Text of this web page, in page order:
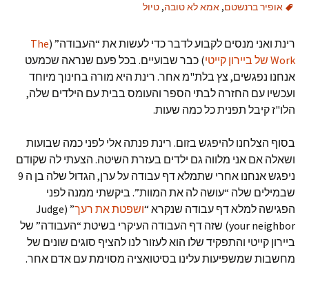
אופיר ברנשטם, אמא לא טובה, טיול
רינת ואני מנסים לקבוע לדבר כדי לעשות את “העבודה” (The
Work של ביירון קייטי
) כבר שבועיים. בכל פעם שנראה שכמעט
אנחנו נפגשים, צץ בלת"מ אחר. רינת היא מורה בחינוך מיוחד
ועכשיו עם החזרה לבתי הספר והעומס בבית עם הילדים שלה,
הלו"ז קיבל תפנית כל כמה שעות.
בסוף הצלחנו להיפגש בזום. רינת פנתה אלי לפני כמה שבועות
ושאלה אם אני מלווה גם ילדים בעזרת השיטה. הצעתי לה שקודם
ניפגש אנחנו אחרי שתמלא דף עבודה על ערן, הגדול שלה בן ה 9
שבמילים שלה “עושה לה את המוות”. ביקשתי ממנה לפני
הפגישה למלא דף עבודה שנקרא “ושפטת את רעך
” (Judge
your neighbor) שזה דף העבודה העיקרי בשיטת “העבודה” של
ביירון קייטי והתפקיד שלו הוא לעזור לנו להציף סוגים שונים של
מחשבות שמשפיעות עלינו בסיטואציה מסוימת עם אדם אחר.